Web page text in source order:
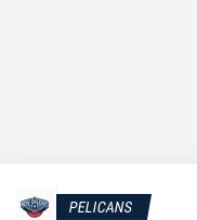
PELICANS